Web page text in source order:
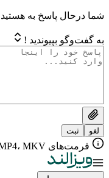
شما درحال پاسخ به
به گفت‌وگو بپیوندید !
لغو ثبت
فرمت‌های MP3، JPG، PNG، WEBP، MP4، MKV تا ۱۰ مگابایت